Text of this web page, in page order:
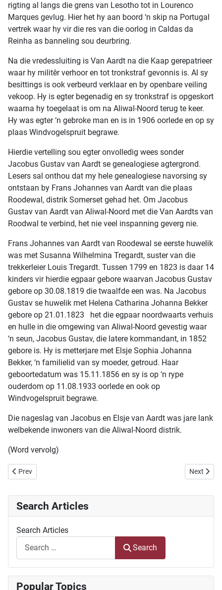
Search Articles
Search Articles
Search
Popular Topics
rigting al langs die grens van Lesotho tot in Lourenco
Marques gevlug. Hier het hy aan boord ‘n skip na Portugal
vertrek waar hy vir die res van die oorlog in Caldas da
Reinha as banneling sou deurbring.
Na die vredessluiting is Van Aardt na die Kaap gerepatrieer
waar hy militêr verhoor en tot tronkstraf gevonnis is. Al sy
besittings is ook verbeurd verklaar en by openbare veiling
vekoop. Hy is egter begenadig en sy tronkstraf is opgeskort
waarna hy toegelaat is om na Aliwal-Noord terug te keer.
Hy was egter ‘n gebroke man en is in 1906 oorlede en op sy
plaas Windvogelspruit begrawe.
Hierdie vertelling sou egter onvolledig wees sonder
Jacobus Gustav van Aardt se genealogiese agtergrond.
Lesers sal onthou dat my hele genealogiese navorsing sy
ontstaan by Frans Johannes van Aardt van die plaas
Roodewal, distrik Somerset gehad het. Om Jacobus
Gustav van Aardt van Aliwal-Noord met die Van Aardts van
Roodwal te verbind, het nie veel inspanning geverg nie.
Frans Johannes van Aardt van Roodewal se eerste huwelik
was met Susanna Wilhelmina Tregardt, suster van die
trekkerleier Louis Tregardt. Tussen 1799 en 1823 is daar 14
kinders vir hierdie egpaar gebore waarvan Jacobus Gustav
gebore op 30.08.1819 die twaalfde een was. Na Jacobus
Gustav se huwelik met Helena Catharina Johanna Bekker
gebore op 21.01.1823 het die egpaar noordwaarts verhuis
en hulle in die omgewing van Aliwal-Noord gevestig waar
‘n seun, Jacobus Gustav, die latere kommandant, in 1852
gebore is. Hy is metterjare met Elsje Sophia Johanna
Bekker, ‘n familielid van sy moeder, getroud. Haar
geboortedatum was 15.11.1856 en sy is op ‘n rype
ouderdom op 11.08.1933 oorlede en ook op
Windvogelspruit begrawe.
Die nageslag van Jacobus en Elsje van Aardt was jare lank
welbekende inwoners van die Aliwal-Noord distrik.
(Word vervolg)
Previous article: My Genealogiese Kronkelpad - deel 16
Prev Next
Next